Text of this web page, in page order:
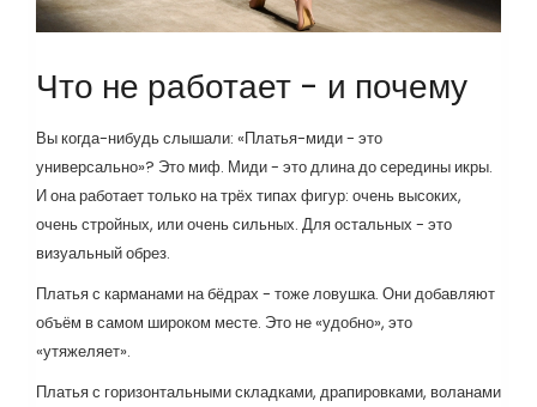
Что не работает - и почему
Вы когда-нибудь слышали: «Платья-миди - это
универсально»? Это миф. Миди - это длина до середины икры.
И она работает только на трёх типах фигур: очень высоких,
очень стройных, или очень сильных. Для остальных - это
визуальный обрез.
Платья с карманами на бёдрах - тоже ловушка. Они добавляют
объём в самом широком месте. Это не «удобно», это
«утяжеляет».
Платья с горизонтальными складками, драпировками, воланами